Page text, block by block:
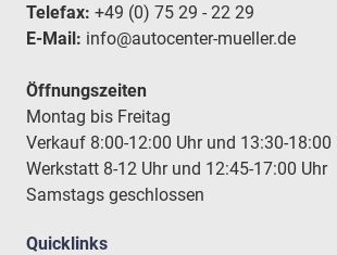
Telefax: +49 (0) 75 29 - 22 29
E-Mail: info@autocenter-mueller.de
Öffnungszeiten
Montag bis Freitag
Verkauf 8:00-12:00 Uhr und 13:30-18:00
Werkstatt 8-12 Uhr und 12:45-17:00 Uhr
Samstags geschlossen
Quicklinks